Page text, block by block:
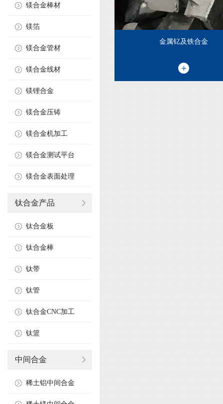
镁合金棒材
镁箔
镁合金管材
镁合金线材
镁锂合金
镁合金压铸
镁合金机加工
镁合金测试平台
镁合金表面处理
钛合金产品
钛合金板
钛合金棒
钛带
钛管
钛合金CNC加工
钛篮
中间合金
稀土铝中间合金
金属钇及铁合金